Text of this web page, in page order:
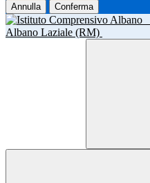
Annulla Conferma
Albano Laziale (RM)